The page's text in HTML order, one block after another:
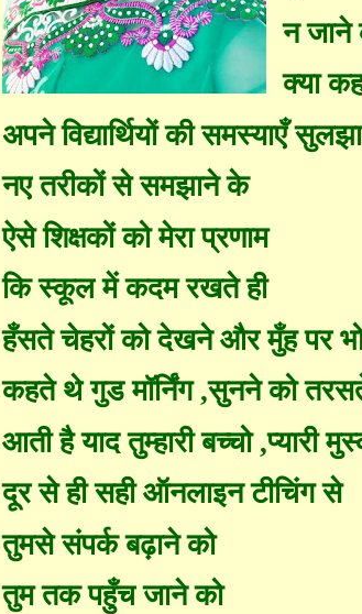
न जाने
क्या
अपने विद्यार्थियों की समस्याएँ
नए तरीकों से समझाने के
ऐसे शिक्षकों को मेरा प्रणाम
कि स्कूल में कदम रखते ही
हँसते चेहरों को देखने औरमुँह पर
कहते थे गुड मॉर्निंग ,सुनने को
आती है याद तुम्हारी बच्चो ,प्यारी
दूर से ही सही ऑनलाइन टीचिंग से
तुमसे संपर्क बढ़ाने को
तुम तक पहुँच जाने को